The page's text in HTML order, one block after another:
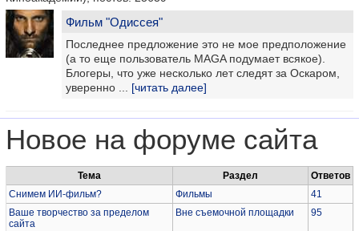
Фильм "Одиссея"
Последнее предложение это не мое предположение
(а то еще пользователь MAGA подумает всякое).
Блогеры, что уже несколько лет следят за Оскаром,
уверенно ... [читать далее]
Новое на форуме сайта
Тема Раздел
Ответов
Снимем ИИ-фильм?
Фильмы
41
Ваше творчество за пределом
сайта
Вне съемочной площадки 95